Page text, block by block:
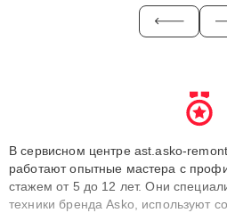
В сервисном центре ast.asko-
работают опытные мастера с
стажем от 5 до 12 лет. Они
техники бренда Asko, используют